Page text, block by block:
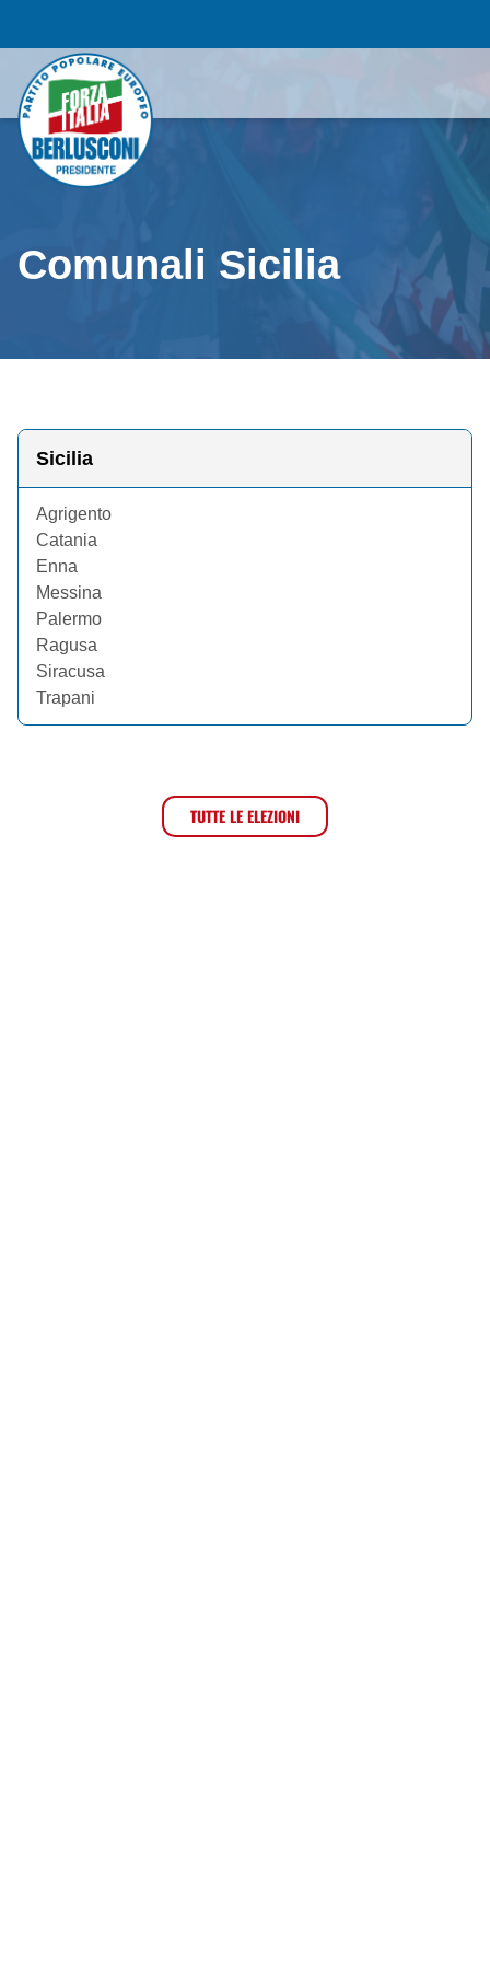
Comunali Sicilia
Sicilia
Agrigento
Catania
Enna
Messina
Palermo
Ragusa
Siracusa
Trapani
TUTTE LE ELEZIONI